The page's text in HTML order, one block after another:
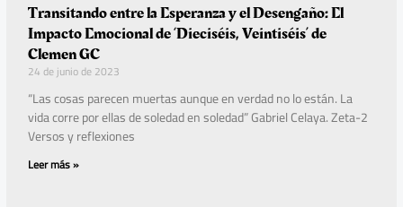
Transitando entre la Esperanza y el Desengaño: El
Impacto Emocional de ‘Dieciséis, Veintiséis’ de
Clemen GC
24 de junio de 2023
“Las cosas parecen muertas aunque en verdad no lo están. La
vida corre por ellas de soledad en soledad” Gabriel Celaya. Zeta-2
Versos y reflexiones
Leer más »